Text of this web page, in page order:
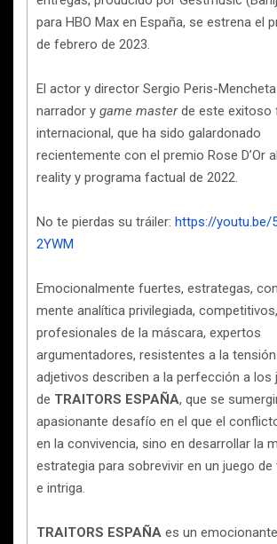
para HBO Max en España, se estrena el
de febrero de 2023.
El actor y director Sergio Peris-
narrador y game masterde este exitoso
internacional, que ha sido galardonado
recientemente con el premio Rose D’Or
reality y programa factual de 2022.
No te pierdas su tráiler: https://youtu.be/
2YWM
Emocionalmente fuertes, estrategas,
mente analítica privilegiada, competitivos,
profesionales de la máscara, expertos
argumentadores, resistentes a la
adjetivos describen a la perfección a los
de TRAITORS ESPAÑA, que se
apasionante desafío en el que el
en la convivencia, sino en desarrollar la
estrategia para sobrevivir en un juego
e intriga.
TRAITORS ESPAÑA es un